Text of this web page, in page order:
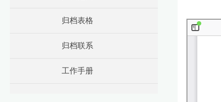
归档表格
归档联系
工作手册